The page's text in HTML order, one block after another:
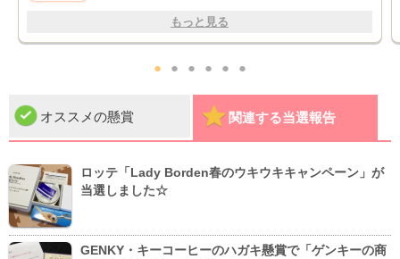
もっと見る
● ● ● ● ● ●
オススメの懸賞 関連する当選報告
ロッテ「Lady Borden春のウキウキキャンペーン」が
当選しました☆
GENKY・キーコーヒーのハガキ懸賞で「ゲンキーの商